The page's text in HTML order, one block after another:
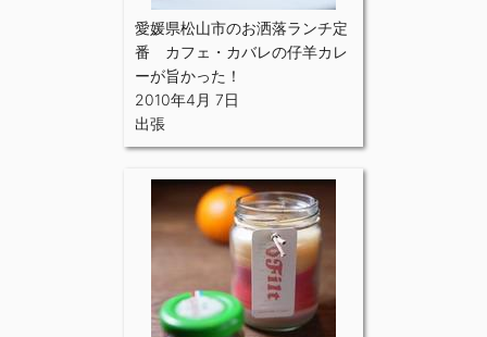
愛媛県松山市のお洒落ランチ定
番 カフェ・カバレの仔羊カレ
ーが旨かった！
2010年4月 7日
出張